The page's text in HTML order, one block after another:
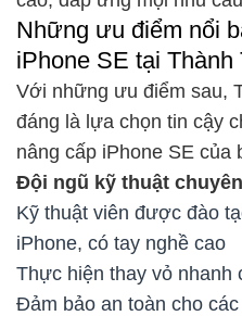
Những ưu điểm nổi
iPhone SE tại Thành
Với những ưu điểm sau,
đáng là lựa chọn tin cậy
nâng cấp iPhone SE của
Đội ngũ kỹ thuật
Kỹ thuật viên được đào
iPhone, có tay nghề cao
Thực hiện thay vỏ nhanh
Đảm bảo an toàn cho